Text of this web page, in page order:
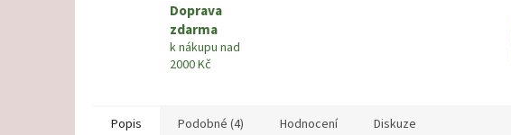
Doprava
zdarma
k nákupu nad
2000 Kč
Popis Podobné (4) Hodnocení Diskuze